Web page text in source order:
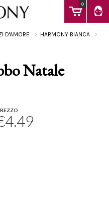
0
D'AMORE
HARMONY BIANCA
Natale